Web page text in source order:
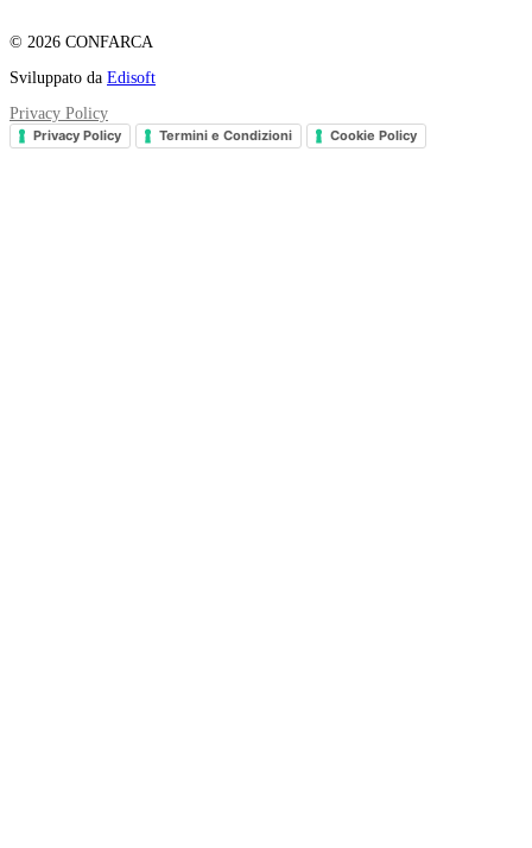
© 2026 CONFARCA
Sviluppato da Edisoft
Privacy Policy
Privacy Policy Termini e Condizioni Cookie Policy